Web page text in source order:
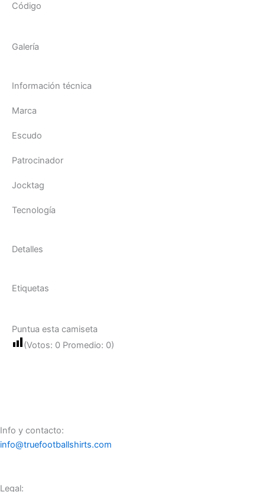
Código
Galería
Información técnica
Marca
Escudo
Patrocinador
Jocktag
Tecnología
Detalles
Etiquetas
Puntua esta camiseta
(Votos: 0 Promedio: 0)
Info y contacto:
info@truefootballshirts.com
Legal: